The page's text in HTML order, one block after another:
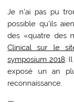
Je n’ai pas pu
possible qu’ils
des «quatre des
Clinical sur le
symposium 2018.
exposé un an
reconnaissance.
—